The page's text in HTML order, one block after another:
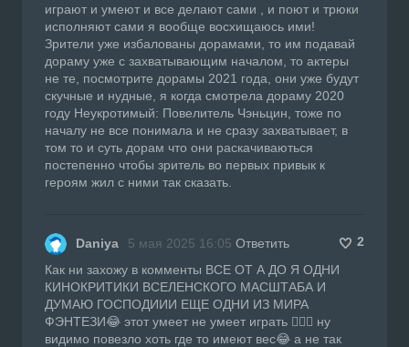
играют и умеют и все делают сами , и поют и трюки
исполняют сами я вообще восхищаюсь ими!
Зрители уже избалованы дорамами, то им подавай
дораму уже с захватывающим началом, то актеры
не те, посмотрите дорамы 2021 года, они уже будут
скучные и нудные, я когда смотрела дораму 2020
году Неукротимый: Повелитель Чэньцин, тоже по
началу не все понимала и не сразу захватывает, в
том то и суть дорам что они раскачиваються
постепенно чтобы зритель во первых привык к
героям жил с ними так сказать.
Daniya 5 мая 2025 16:05 Ответить
2
Как ни захожу в комменты ВСЕ ОТ А ДО Я ОДНИ
КИНОКРИТИКИ ВСЕЛЕНСКОГО МАСШТАБА И
ДУМАЮ ГОСПОДИИИ ЕЩЕ ОДНИ ИЗ МИРА
ФЭНТЕЗИ😂 этот умеет не умеет играть 🤦🏻‍♀️ ну
видимо повезло хоть где то имеют вес😂 а не так